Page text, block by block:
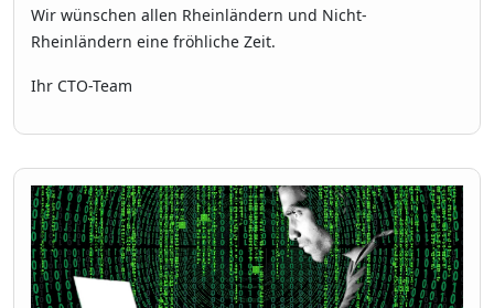
Wir wünschen allen Rheinländern und Nicht-
Rheinländern eine fröhliche Zeit.
Ihr CTO-Team